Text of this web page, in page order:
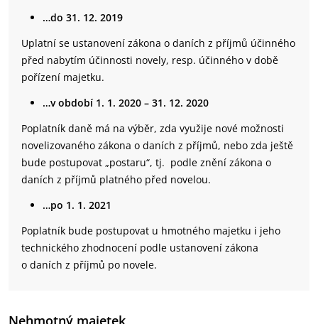
…do 31. 12. 2019
Uplatní se ustanovení zákona o daních z příjmů účinného
před nabytím účinnosti novely, resp. účinného v době
pořízení majetku.
…v období 1. 1. 2020 – 31. 12. 2020
Poplatník daně má na výběr, zda využije nové možnosti
novelizovaného zákona o daních z příjmů, nebo zda ještě
bude postupovat „postaru“, tj. podle znění zákona o
daních z příjmů platného před novelou.
…po 1. 1. 2021
Poplatník bude postupovat u hmotného majetku i jeho
technického zhodnocení podle ustanovení zákona
o daních z příjmů po novele.
Nehmotný majetek